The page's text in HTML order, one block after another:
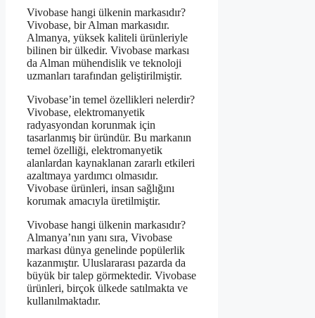
Vivobase hangi ülkenin markasıdır?
Vivobase, bir Alman markasıdır.
Almanya, yüksek kaliteli ürünleriyle
bilinen bir ülkedir. Vivobase markası
da Alman mühendislik ve teknoloji
uzmanları tarafından geliştirilmiştir.
Vivobase’in temel özellikleri nelerdir?
Vivobase, elektromanyetik
radyasyondan korunmak için
tasarlanmış bir üründür. Bu markanın
temel özelliği, elektromanyetik
alanlardan kaynaklanan zararlı etkileri
azaltmaya yardımcı olmasıdır.
Vivobase ürünleri, insan sağlığını
korumak amacıyla üretilmiştir.
Vivobase hangi ülkenin markasıdır?
Almanya’nın yanı sıra, Vivobase
markası dünya genelinde popülerlik
kazanmıştır. Uluslararası pazarda da
büyük bir talep görmektedir. Vivobase
ürünleri, birçok ülkede satılmakta ve
kullanılmaktadır.